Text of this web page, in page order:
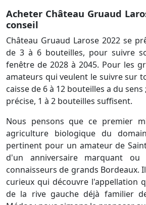
Acheter Château Gruaud
conseil
Château Gruaud Larose 2022 se
de 3 à 6 bouteilles, pour suivre
fenêtre de 2028 à 2045. Pour les
amateurs qui veulent le suivre sur
caisse de 6 à 12 bouteilles a du
précise, 1 à 2 bouteilles suffisent.
Nous pensons que ce premier
agriculture biologique du
pertinent pour un amateur de
d'un anniversaire marquant
connaisseurs de grands Bordeaux.
curieux qui découvre l'appellation
de la rive gauche déjà familier